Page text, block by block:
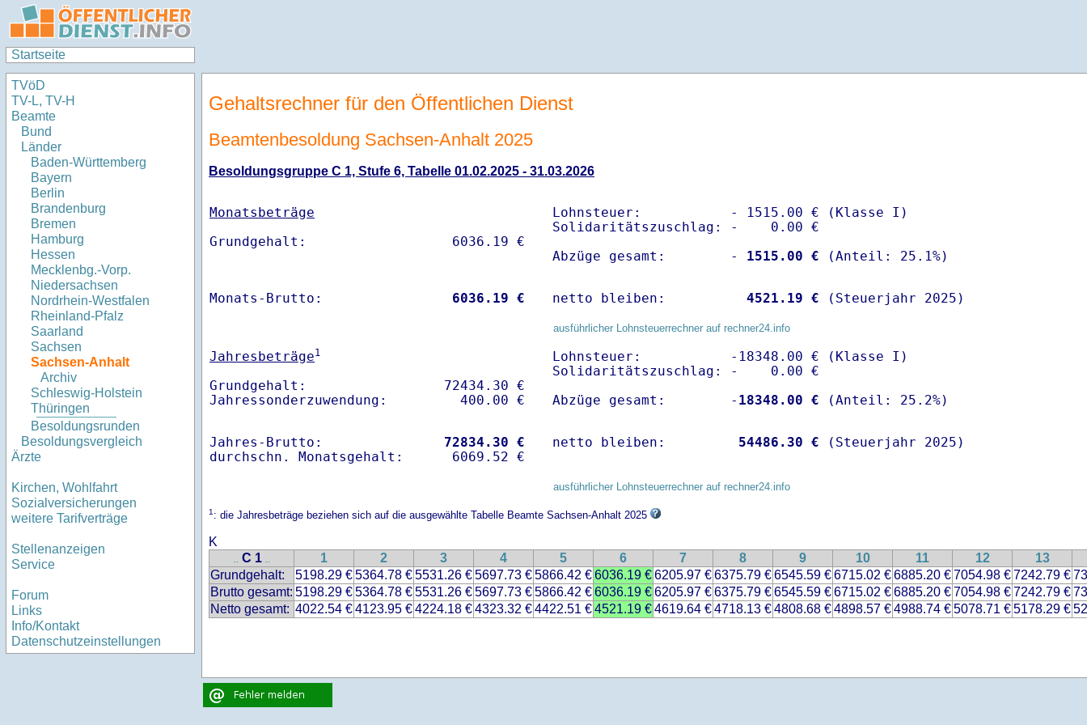
Startseite
TVöD
TV-L, TV-H
Beamte
Bund
Länder
Baden-Württemberg
Bayern
Berlin
Brandenburg
Bremen
Hamburg
Hessen
Mecklenbg.-Vorp.
Niedersachsen
Nordrhein-Westfalen
Rheinland-Pfalz
Saarland
Sachsen
Sachsen-Anhalt
Archiv
Schleswig-Holstein
Thüringen
Besoldungsrunden
Besoldungsvergleich
Ärzte
Kirchen, Wohlfahrt
Sozialversicherungen
weitere Tarifverträge
Stellenanzeigen
Service
Forum
Links
Info/Kontakt
Datenschutzeinstellungen
Gehaltsrechner für den Öffentlichen Dienst
Beamtenbesoldung Sachsen-Anhalt 2025
Besoldungsgruppe C 1, Stufe 6, Tabelle 01.02.2025 - 31.03.2026
Monatsbeträge
Lohnsteuer:           - 1515.00 € (Klasse I)
Solidaritätszuschlag: -    0.00 €
Abzüge gesamt:        -
1515.00 €
Monats-Brutto: 6036.19 € netto bleiben: 4521.19 € (Steuerjahr 2025)
ausführlicher Lohnsteuerrechner auf rechner24.info
Jahresbeträge1
Grundgehalt:                 72434.30 €
Lohnsteuer:           -18348.00 € (Klasse I)
Solidaritätszuschlag: -    0.00 €
Abzüge gesamt:        - 18348.00 €
Jahres-Brutto: 72834.30 €
netto bleiben: 54486.30 € (Steuerjahr 2025)
ausführlicher Lohnsteuerrechner auf rechner24.info
1: die Jahresbeträge beziehen sich auf die ausgewählte Tabelle Beamte Sachsen-Anhalt 2025
K
.. C 1 .. 1 2 3 4 5 6 7 8 9 10 11 12
13
Grundgehalt:
5198.29 €5364.78 €5531.26 €5697.73 €5866.42 €6036.19 €6205.97 €6375.79 €6545.59 €6715.02 €6885.20 €7054.98 €7242.79 €
Brutto gesamt: 5198.29 €5364.78 €5531.26 €5697.73 €5866.42 €6036.19 €6205.97 €6375.79 €6545.59 €6715.02 €6885.20 €7054.98 €7242.79 €
Netto gesamt: 4022.54 €4123.95 €4224.18 €4323.32 €4422.51 €4521.19 €4619.64 €4718.13 €4808.68 €4898.57 €4988.74 €5078.71 €5178.29 €